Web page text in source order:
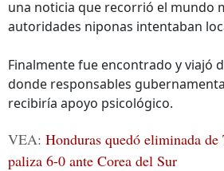
una noticia que recorrió el mundo
autoridades niponas intentaban
Finalmente fue encontrado y viajó
donde responsables
recibiría apoyo psicológico.
VEA: Honduras quedó eliminada
paliza 6-0 ante Corea del Sur